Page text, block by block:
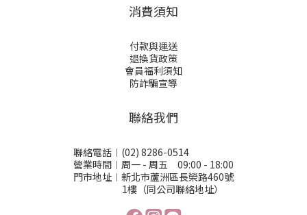
消費須知
付款與運送
退換貨政策
會員福利須知
防詐騙宣導
聯絡我們
聯絡電話︱(02) 8286-0514
營業時間︱周一 - 周五 09:00 - 18:00
門市地址︱新北市蘆洲區長榮路460號
1樓（同公司聯絡地址）